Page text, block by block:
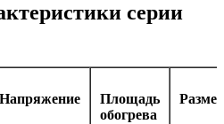
серии
Напряжение
Площадь
обогрева